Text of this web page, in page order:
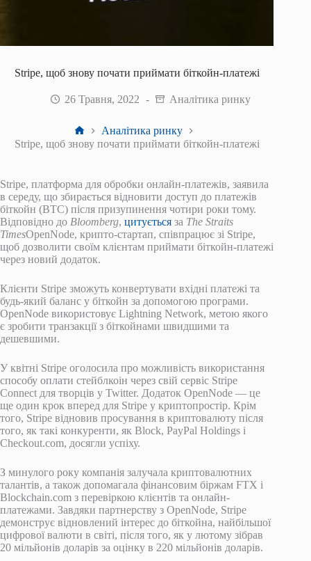
Stripe, щоб знову почати приймати біткойн-платежі
26 Травня, 2022 Аналітика ринку
Головна
Аналітика ринку
Stripe, щоб знову почати приймати біткойн-платежі
Stripe, платформа для обробки онлайн-платежів, заявила
в середу, що збирається відновити доступ до платежів
біткойн (BTC) після призупинення чотири роки тому.
Відповідно до Bloomberg, цитується за The Straits
TimesOpenNode, крипто-стартап, співпрацює зі Stripe,
щоб дозволити своїм клієнтам приймати біткойн-платежі
через новий додаток.
Клієнти Stripe зможуть конвертувати вхідні платежі та
будь-який баланс у біткойн за допомогою програми.
OpenNode використовує Lightning Network, метою якого
є зробити транзакції з біткойнами швидшими та
дешевшими.
У квітні Stripe оголосила про можливість використання
способу оплати стейблкоін через свій сервіс Stripe
Connect для творців у Twitter. Додаток OpenNode — це
ще один крок вперед для Stripe у криптопростір. Крім
того, Stripe відновив просування в криптовалюту після
того, як такі конкуренти, як Block, PayPal Holdings і
Checkout.com, досягли успіху.
З минулого року компанія залучала криптовалютних
талантів, а також допомагала фінансовим біржам FTX і
Blockchain.com з перевіркою клієнтів та онлайн-
платежами. Завдяки партнерству з OpenNode, Stripe
демонструє відновлений інтерес до біткойна, найбільшої
цифрової валюти в світі, після того, як у лютому зібрав
20 мільйонів доларів за оцінку в 220 мільйонів доларів.